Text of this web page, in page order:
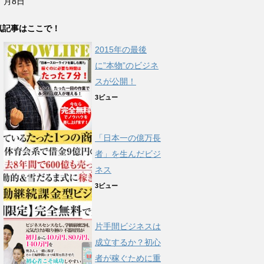
記事はここで！
2015年の最後
に”本物”のビジネ
スが公開！
3ビュー
「日本一の億万長
者」を生んだビジ
ネス
3ビュー
片手間ビジネスは
成立するか？初心
者が稼ぐために重